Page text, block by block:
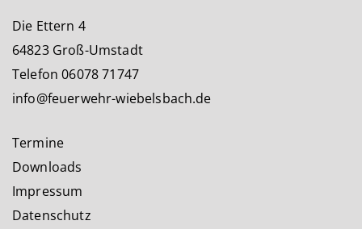
Die Ettern 4
64823 Groß-Umstadt
Telefon 06078 71747
info@feuerwehr-wiebelsbach.de
Termine
Downloads
Impressum
Datenschutz